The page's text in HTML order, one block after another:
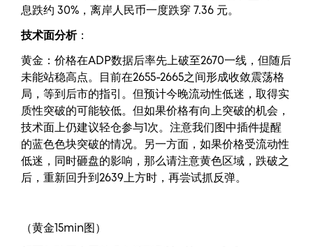
息跌约 30%，离岸人民币一度跌穿 7.36 元。
技术面分析：
黄金：价格在ADP数据后率先上破至2670一线，但随后
未能站稳高点。目前在2655-2665之间形成收敛震荡格
局，等到后市的指引。但预计今晚流动性低迷，取得实
质性突破的可能较低。但如果价格有向上突破的机会，
技术面上仍建议轻仓参与1次。注意我们图中插件提醒
的蓝色色块突破的情况。另一方面，如果价格受流动性
低迷，同时砸盘的影响，那么请注意黄色区域，跌破之
后，重新回升到2639上方时，再尝试抓反弹。
（黄金15min图）